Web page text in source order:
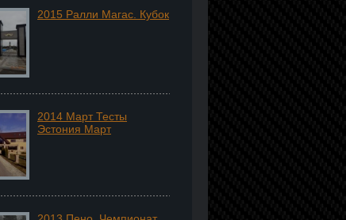
2015 Ралли Магас. Кубок
2014 Март Тесты
Эстония Март